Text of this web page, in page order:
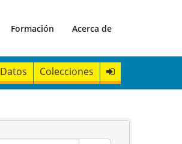
Formación Acerca de
Datos Colecciones